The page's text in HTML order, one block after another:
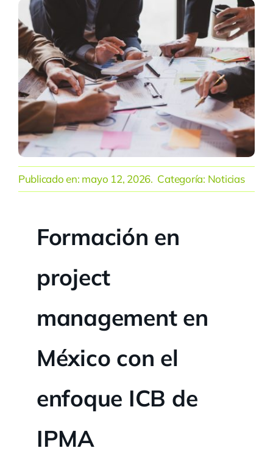
Publicado en: mayo 12, 2026. Categoría: Noticias
Formación en
project
management en
México con el
enfoque ICB de
IPMA